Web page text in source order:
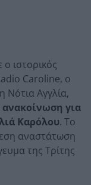
ιστορικός
Caroline, ο
Νότια Αγγλία,
ανακοίνωση για
Καρόλου. Το
αναστάτωση
της Τρίτης